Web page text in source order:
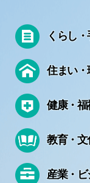
くらし
住まい・
健康・福
教育・文
産業・ビ